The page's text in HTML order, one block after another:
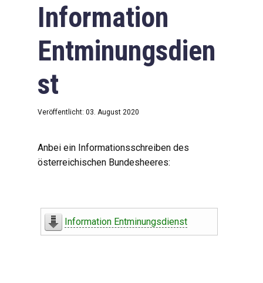
Information
Entminungsdien
st
Veröffentlicht: 03. August 2020
Anbei ein Informationsschreiben des
österreichischen Bundesheeres:
Information Entminungsdienst